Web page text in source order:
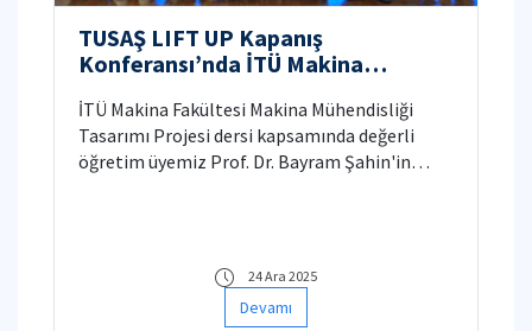
TUSAŞ LIFT UP Kapanış
Konferansı’nda İTÜ Makina
İTÜ Makina Fakültesi Makina Mühendisliği
Tasarımı Projesi dersi kapsamında değerli
öğretim üyemiz Prof. Dr. Bayram Şahin'in
“Eklemeli imalat yöntemleriyle yüksek
performanslı ısı eşanjörü tasarımı” projesi,
2024-2025 LIFT UP Kapanış Konferansı Ödül
24 Ara 2025
Devamı